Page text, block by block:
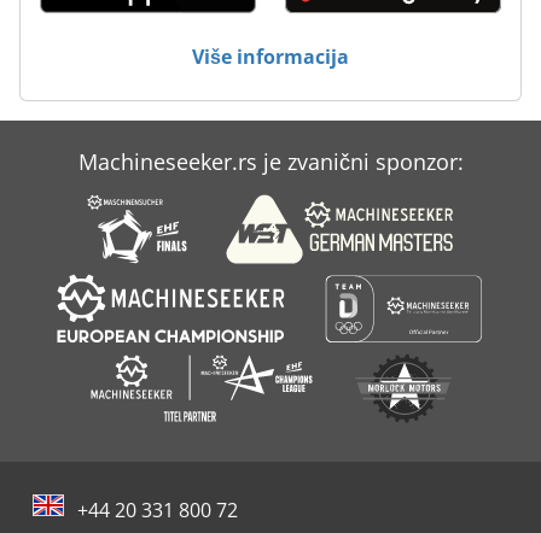
Više informacija
Machineseeker.rs je zvanični sponzor:
+44 20 331 800 72